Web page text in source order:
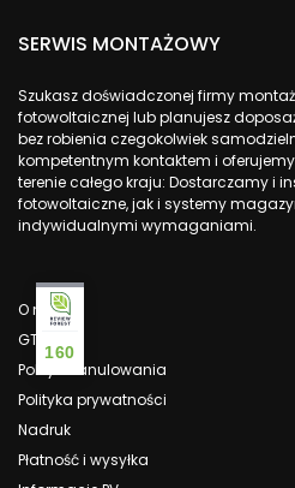
SERWIS MONTAŻOWY
Szukasz doświadczonej firmy
fotowoltaicznej lub planujesz
bez robienia czegokolwiek
kompetentnym kontaktem i
terenie całego kraju: Dostarczamy i
fotowoltaiczne, jak i systemy
indywidualnymi wymaganiami.
O nas
GTC
Polityka anulowania
Polityka prywatności
Nadruk
Płatność i wysyłka
160